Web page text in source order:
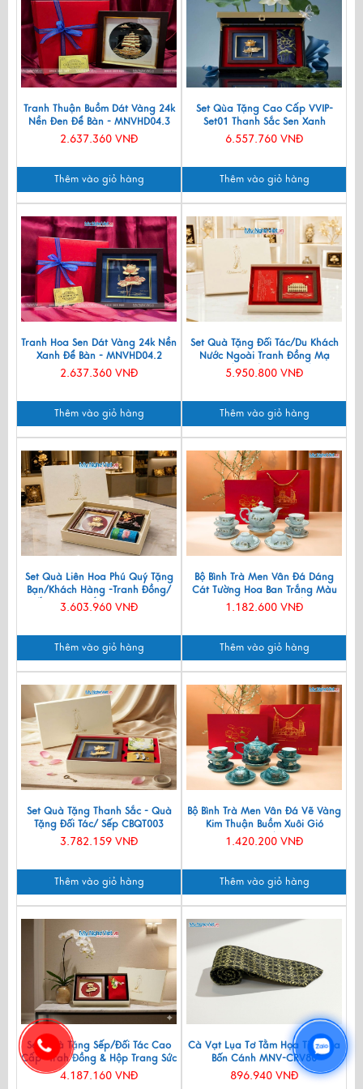
Tranh Thuận Buồm Dát Vàng 24k
Nền Đen Để Bàn - MNVHD04.3
2.637.360 VNĐ
Thêm vào giỏ hàng
Set Qùa Tặng Cao Cấp VVIP-
Set01 Thanh Sắc Sen Xanh
6.557.760 VNĐ
Thêm vào giỏ hàng
Tranh Hoa Sen Dát Vàng 24k Nền
Xanh Để Bàn - MNVHD04.2
2.637.360 VNĐ
Thêm vào giỏ hàng
Set Quà Tặng Đối Tác/Du Khách
Nước Ngoài Tranh Đồng Mạ
Vàng 24k & Hộp Trang Sức Sơn
5.950.800 VNĐ
Thêm vào giỏ hàng
Set Quà Liên Hoa Phú Quý Tặng
Bạn/Khách Hàng -Tranh Đồng/
Đế Lót Ly & Cắm Bút CBQT006
3.603.960 VNĐ
Thêm vào giỏ hàng
Bộ Bình Trà Men Vân Đá Dáng
Cát Tường Hoa Ban Trắng Màu
Xanh Lam VBT12/8
1.182.600 VNĐ
Thêm vào giỏ hàng
Set Quà Tặng Thanh Sắc - Quà
Tặng Đối Tác/ Sếp CBQT003
3.782.159 VNĐ
Thêm vào giỏ hàng
Bộ Bình Trà Men Vân Đá Vẽ Vàng
Kim Thuận Buồm Xuôi Gió
VBT12/14
1.420.200 VNĐ
Thêm vào giỏ hàng
Set Quà Tặng Sếp/Đối Tác Cao
Cấp- Trah Đồng & Hộp Trang Sức
Sơn Mài CBQT004
4.187.160 VNĐ
Cà Vạt Lụa Tơ Tằm Họa Tiết Hoa
Bốn Cánh MNV-CRV80
896.940 VNĐ